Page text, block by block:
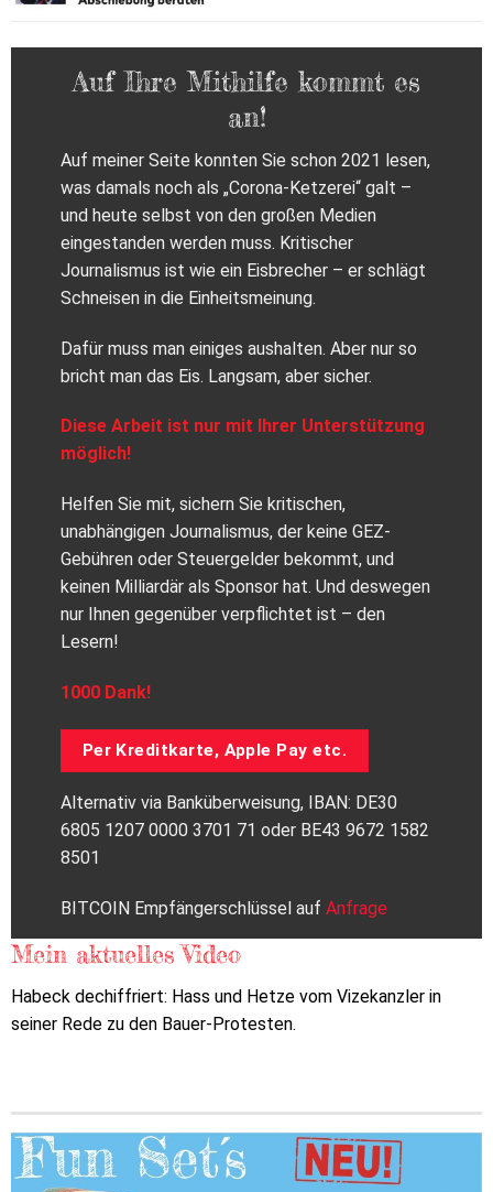
Auf Ihre Mithilfe kommt es
an!
Auf meiner Seite konnten Sie schon 2021 lesen,
was damals noch als „Corona-Ketzerei“ galt –
und heute selbst von den großen Medien
eingestanden werden muss. Kritischer
Journalismus ist wie ein Eisbrecher – er schlägt
Schneisen in die Einheitsmeinung.
Dafür muss man einiges aushalten. Aber nur so
bricht man das Eis. Langsam, aber sicher.
Diese Arbeit ist nur mit Ihrer Unterstützung
möglich!
Helfen Sie mit, sichern Sie kritischen,
unabhängigen Journalismus, der keine GEZ-
Gebühren oder Steuergelder bekommt, und
keinen Milliardär als Sponsor hat. Und deswegen
nur Ihnen gegenüber verpflichtet ist – den
Lesern!
1000 Dank!
Per Kreditkarte, Apple Pay etc.
Alternativ via Banküberweisung, IBAN: DE30
6805 1207 0000 3701 71 oder BE43 9672 1582
8501
BITCOIN Empfängerschlüssel auf Anfrage
Mein aktuelles Video
Habeck dechiffriert: Hass und Hetze vom Vizekanzler in
seiner Rede zu den Bauer-Protesten.